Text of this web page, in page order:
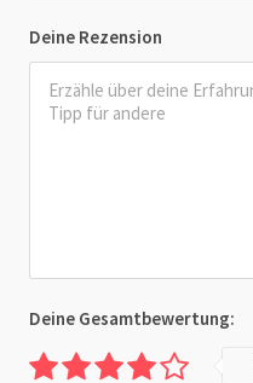
Deine Rezension
Deine Gesamtbewertung: